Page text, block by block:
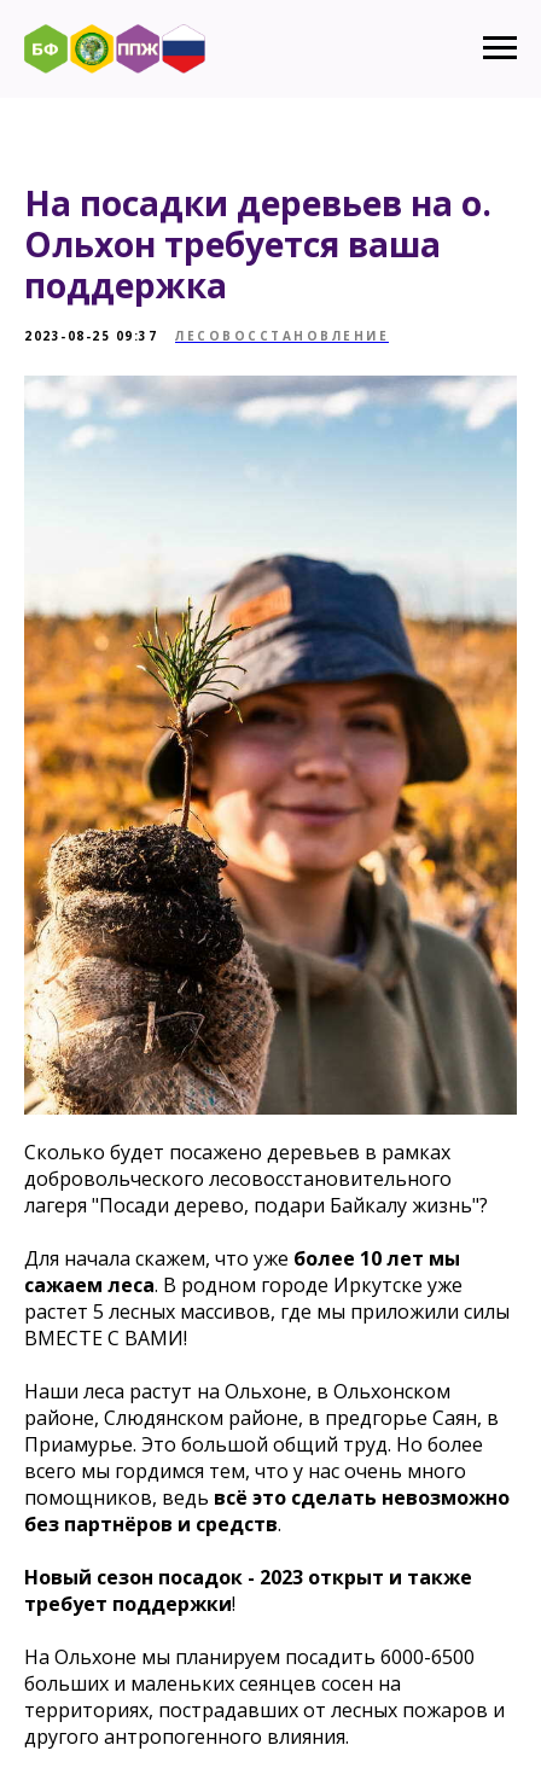
На посадки деревьев на о.
Ольхон требуется ваша
поддержка
2023-08-25 09:37 ЛЕСОВОССТАНОВЛЕНИЕ
Сколько будет посажено деревьев в рамках
добровольческого лесовосстановительного
лагеря "Посади дерево, подари Байкалу жизнь"?
Для начала скажем, что уже более 10 лет мы
сажаем леса. В родном городе Иркутске уже
растет 5 лесных массивов, где мы приложили силы
ВМЕСТЕ С ВАМИ!
Наши леса растут на Ольхоне, в Ольхонском
районе, Слюдянском районе, в предгорье Саян, в
Приамурье. Это большой общий труд. Но более
всего мы гордимся тем, что у нас очень много
помощников, ведь всё это сделать невозможно
без партнёров и средств.
Новый сезон посадок - 2023 открыт и также
требует поддержки!
На Ольхоне мы планируем посадить 6000-6500
больших и маленьких сеянцев сосен на
территориях, пострадавших от лесных пожаров и
другого антропогенного влияния.